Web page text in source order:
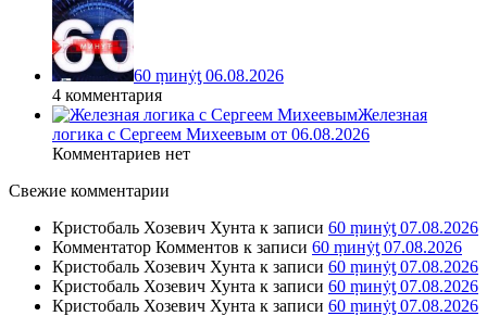
60 ṃинẏƫ 06.08.2026
4 комментария
Железная
логика с Сергеем Михеевым от 06.08.2026
Комментариев нет
Свежие комментарии
Кристобаль Хозевич Хунта к записи 60 ṃинẏƫ 07.08.2026
Комментатор Комментов к записи 60 ṃинẏƫ 07.08.2026
Кристобаль Хозевич Хунта к записи 60 ṃинẏƫ 07.08.2026
Кристобаль Хозевич Хунта к записи 60 ṃинẏƫ 07.08.2026
Кристобаль Хозевич Хунта к записи 60 ṃинẏƫ 07.08.2026